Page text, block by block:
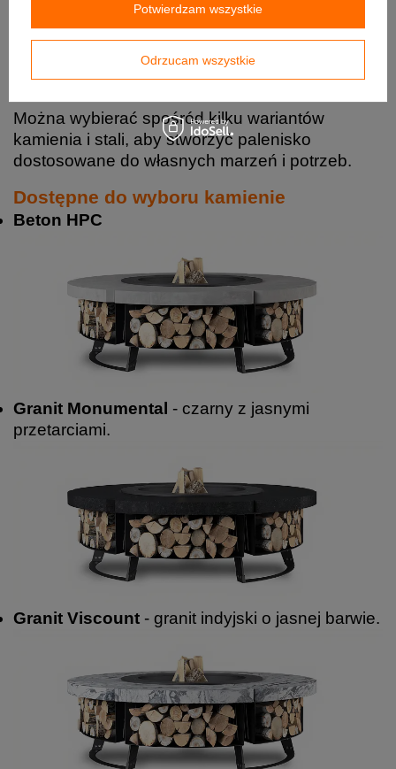
Można wybierać spośród kilku wariantów
kamienia i stali, aby stworzyć palenisko
dostosowane do własnych marzeń i potrzeb.
Dostępne do wyboru kamienie
Beton HPC
Granit Monumental - czarny z jasnymi
przetarciami.
Granit Viscount - granit indyjski o jasnej barwie.
Odrzucam wszystkie
Potwierdzam wszystkie